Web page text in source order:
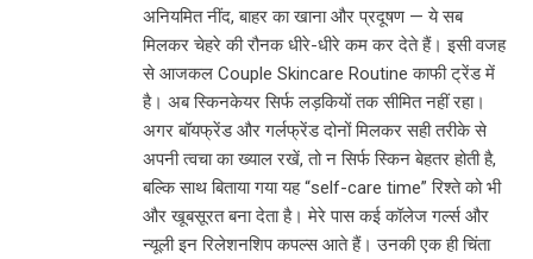
अनियमित नींद, बाहर का खाना और प्रदूषण — ये सब
मिलकर चेहरे की रौनक धीरे-धीरे कम कर देते हैं। इसी वजह
से आजकल Couple Skincare Routine काफी ट्रेंड में
है। अब स्किनकेयर सिर्फ लड़कियों तक सीमित नहीं रहा।
अगर बॉयफ्रेंड और गर्लफ्रेंड दोनों मिलकर सही तरीके से
अपनी त्वचा का ख्याल रखें, तो न सिर्फ स्किन बेहतर होती है,
बल्कि साथ बिताया गया यह “self-care time” रिश्ते को भी
और खूबसूरत बना देता है। मेरे पास कई कॉलेज गर्ल्स और
न्यूली इन रिलेशनशिप कपल्स आते हैं। उनकी एक ही चिंता